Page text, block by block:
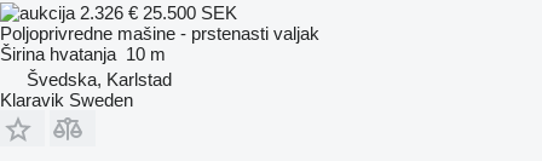
2.326 € 25.500 SEK
Poljoprivredne mašine - prstenasti valjak
Širina hvatanja 10 m
Švedska, Karlstad
Klaravik Sweden